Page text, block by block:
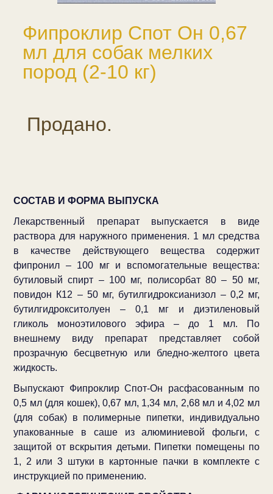
Фипроклир Спот Он 0,67
мл для собак мелких
пород (2-10 кг)
Продано.
СОСТАВ И ФОРМА ВЫПУСКА
Лекарственный препарат выпускается в виде
раствора для наружного применения. 1 мл средства
в качестве действующего вещества содержит
фипронил – 100 мг и вспомогательные вещества:
бутиловый спирт – 100 мг, полисорбат 80 – 50 мг,
повидон К12 – 50 мг, бутилгидроксианизол – 0,2 мг,
бутилгидрокситолуен – 0,1 мг и диэтиленовый
гликоль моноэтилового эфира – до 1 мл. По
внешнему виду препарат представляет собой
прозрачную бесцветную или бледно-желтого цвета
жидкость.
Выпускают Фипроклир Спот-Он расфасованным по
0,5 мл (для кошек), 0,67 мл, 1,34 мл, 2,68 мл и 4,02 мл
(для собак) в полимерные пипетки, индивидуально
упакованные в саше из алюминиевой фольги, с
защитой от вскрытия детьми. Пипетки помещены по
1, 2 или 3 штуки в картонные пачки в комплекте с
инструкцией по применению.